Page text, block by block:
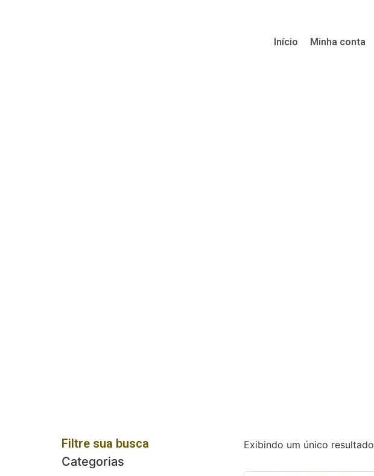
Início Minha conta
Filtre sua busca
Categorias
Exibindo um único resultado